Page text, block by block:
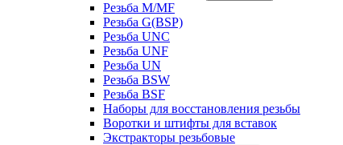
Резьба M/MF
Резьба G(BSP)
Резьба UNC
Резьба UNF
Резьба UN
Резьба BSW
Резьба BSF
Наборы для восстановления резьбы
Воротки и штифты для вставок
Экстракторы резьбовые